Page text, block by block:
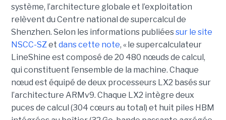
système, l’architecture globale et l’exploitation
relèvent du Centre national de supercalcul de
Shenzhen. Selon les informations publiéessur le site
NSCC-SZet dans cette note, « le supercalculateur
LineShine est composé de 20 480 nœuds de calcul,
qui constituent l’ensemble de la machine. Chaque
nœud est équipé de deux processeurs LX2 basés sur
l’architecture ARMv9. Chaque LX2 intègre deux
puces de calcul (304 cœurs au total) et huit piles HBM